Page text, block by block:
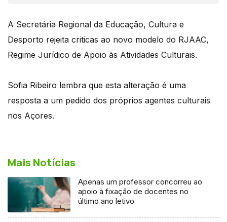
A Secretária Regional da Educação, Cultura e
Desporto rejeita criticas ao novo modelo do RJAAC,
Regime Jurídico de Apoio às Atividades Culturais.
Sofia Ribeiro lembra que esta alteração é uma
resposta a um pedido dos próprios agentes culturais
nos Açores.
Mais Notícias
Apenas um professor concorreu ao
apoio à fixação de docentes no
último ano letivo